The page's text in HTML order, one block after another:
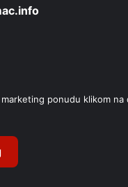
ponudu klikom na